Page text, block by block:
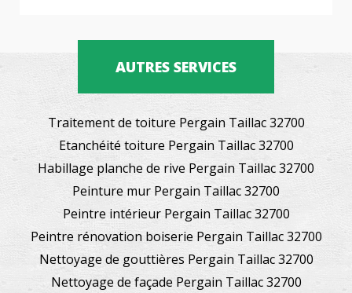
AUTRES SERVICES
Traitement de toiture Pergain Taillac 32700
Etanchéité toiture Pergain Taillac 32700
Habillage planche de rive Pergain Taillac 32700
Peinture mur Pergain Taillac 32700
Peintre intérieur Pergain Taillac 32700
Peintre rénovation boiserie Pergain Taillac 32700
Nettoyage de gouttières Pergain Taillac 32700
Nettoyage de façade Pergain Taillac 32700